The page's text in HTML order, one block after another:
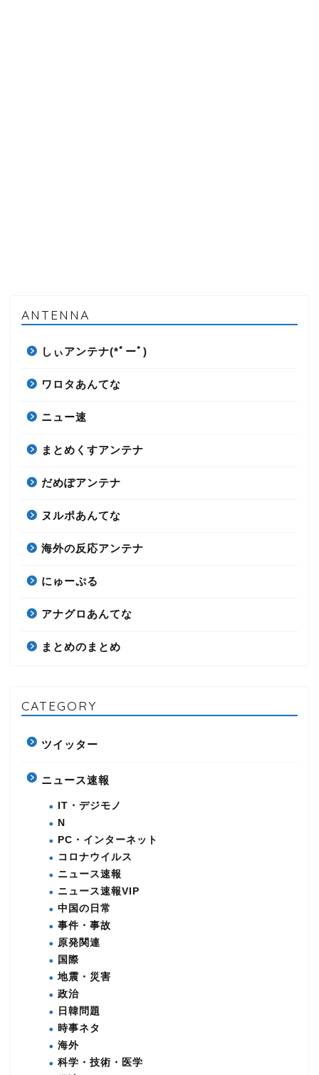
ANTENNA
しぃアンテナ(*ﾟーﾟ)
ワロタあんてな
ニュー速
まとめくすアンテナ
だめぽアンテナ
ヌルポあんてな
海外の反応アンテナ
にゅーぷる
アナグロあんてな
まとめのまとめ
CATEGORY
ツイッター
ニュース速報
IT・デジモノ
N
PC・インターネット
コロナウイルス
ニュース速報
ニュース速報VIP
中国の日常
事件・事故
原発関連
国際
地震・災害
政治
日韓問題
時事ネタ
海外
科学・技術・医学